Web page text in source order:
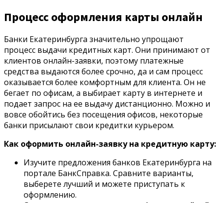
Процесс оформления карты онлайн
Банки Екатеринбурга значительно упрощают
процесс выдачи кредитных карт. Они принимают от
клиентов онлайн-заявки, поэтому платежные
средства выдаются более срочно, да и сам процесс
оказывается более комфортным для клиента. Он не
бегает по офисам, а выбирает карту в интернете и
подает запрос на ее выдачу дистанционно. Можно и
вовсе обойтись без посещения офисов, некоторые
банки присылают свои кредитки курьером.
Как оформить онлайн-заявку на кредитную карту:
Изучите предложения банков Екатеринбурга на
портале БанкСправка. Сравните варианты,
выберете лучший и можете приступать к
оформлению.